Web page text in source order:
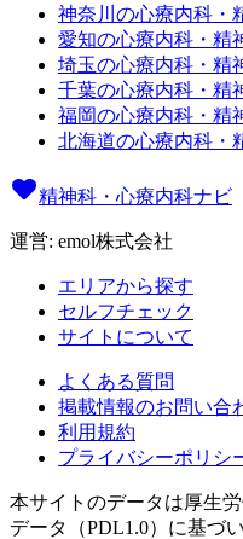
神奈川の心療内科・
愛知の心療内科・精
埼玉の心療内科・精
千葉の心療内科・精
福岡の心療内科・精
北海道の心療内科・
精神科・心療内科ナビ
運営: emol株式会社
エリアから探す
セルフチェック
サイトについて
よくある質問
掲載情報のお問い合
利用規約
プライバシーポリシ
本サイトのデータは厚生
データ（PDL1.0）に基づ